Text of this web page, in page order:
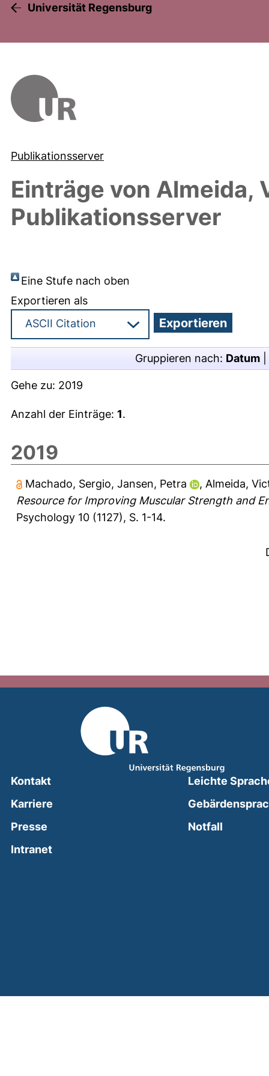
Universität Regensburg
Publikationsserver
Einträge von Almeida,
Publikationsserver
Eine Stufe nach oben
Exportieren als
Gruppieren nach: Datum
Gehe zu: 2019
Anzahl der Einträge: 1.
2019
Machado, Sergio, Jansen, Petra , Almeida,
Resource for Improving Muscular Strength and
Psychology 10 (1127), S. 1-14.
Kontakt
Karriere
Presse
Intranet(external link, opens in a new window)
Leichte
Notfall